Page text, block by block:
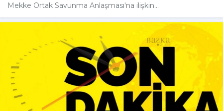
Mekke Ortak Savunma Anlaşması'na ilişkin...